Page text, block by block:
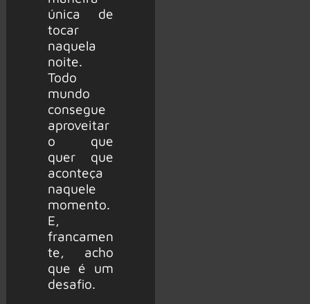
única de
tocar
naquela
noite.
Todo
mundo
consegue
aproveitar
o que
quer que
aconteça
naquele
momento.
E,
francamen
te, acho
que é um
desafio.